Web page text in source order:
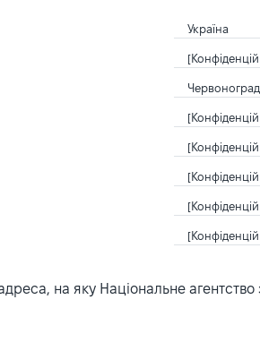
Україна
на яку Національне